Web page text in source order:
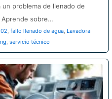
un problema de llenado de
Aprende sobre…
, fallo llenado de agua, Lavadora
, servicio técnico